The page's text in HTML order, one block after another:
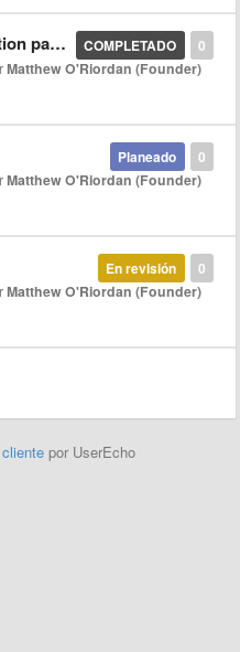
0
COMPLETADO
Matthew O'Riordan (Founder)
0
Planeado
Matthew O'Riordan (Founder)
0
En revisión
Matthew O'Riordan (Founder)
por UserEcho